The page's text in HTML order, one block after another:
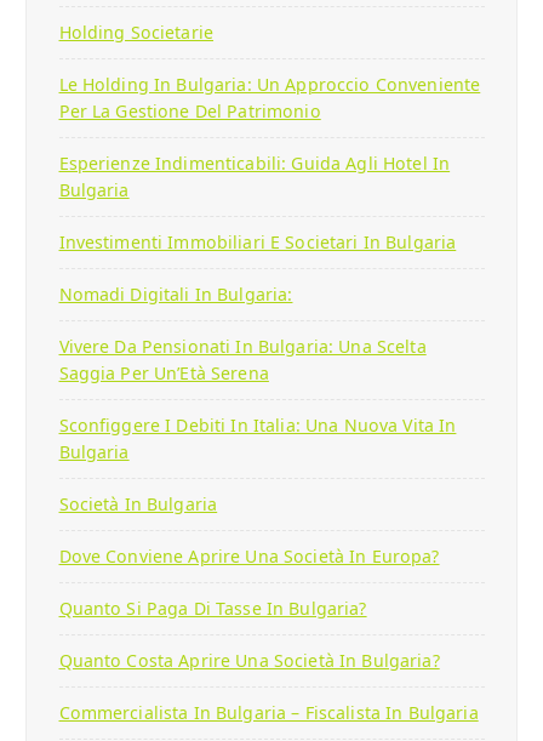
Holding Societarie
Le Holding In Bulgaria: Un Approccio Conveniente
Per La Gestione Del Patrimonio
Esperienze Indimenticabili: Guida Agli Hotel In
Bulgaria
Investimenti Immobiliari E Societari In Bulgaria
Nomadi Digitali In Bulgaria:
Vivere Da Pensionati In Bulgaria: Una Scelta
Saggia Per Un’Età Serena
Sconfiggere I Debiti In Italia: Una Nuova Vita In
Bulgaria
Società In Bulgaria
Dove Conviene Aprire Una Società In Europa?
Quanto Si Paga Di Tasse In Bulgaria?
Quanto Costa Aprire Una Società In Bulgaria?
Commercialista In Bulgaria – Fiscalista In Bulgaria